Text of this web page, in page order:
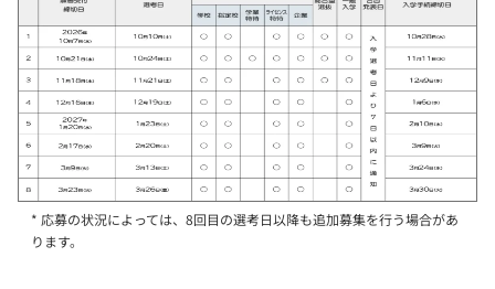
* 応募の状況によっては、8回目の選考日以降も追加募集を行う場合があ
ります。